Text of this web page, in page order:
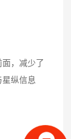
，减少了
纵信息